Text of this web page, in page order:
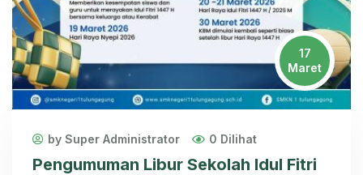
17
Maret
by Super Administrator 0 Dilihat
Pengumuman Libur Sekolah Idul Fitri